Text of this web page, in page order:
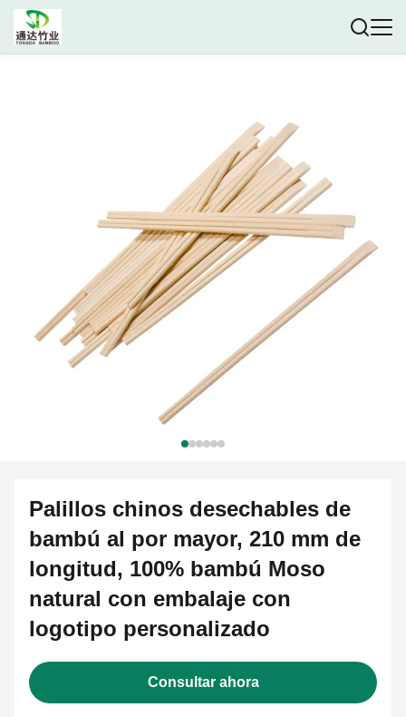
Palillos chinos desechables de
bambú al por mayor, 210 mm de
longitud, 100% bambú Moso
natural con embalaje con
logotipo personalizado
Consultar ahora